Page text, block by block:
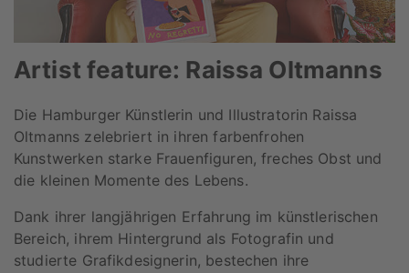
Artist feature: Raissa Oltmanns
Die Hamburger Künstlerin und Illustratorin Raissa
Oltmanns zelebriert in ihren farbenfrohen
Kunstwerken starke Frauenfiguren, freches Obst und
die kleinen Momente des Lebens.
Dank ihrer langjährigen Erfahrung im künstlerischen
Bereich, ihrem Hintergrund als Fotografin und
studierte Grafikdesignerin, bestechen ihre